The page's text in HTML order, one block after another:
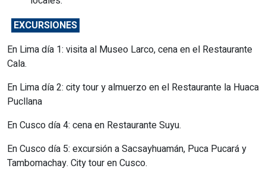
EXCURSIONES
En Lima día 1: visita al Museo Larco, cena en el Restaurante
Cala.
En Lima día 2: city tour y almuerzo en el Restaurante la Huaca
Pucllana
En Cusco día 4: cena en Restaurante Suyu.
En Cusco día 5: excursión a Sacsayhuamán, Puca Pucará y
Tambomachay. City tour en Cusco.